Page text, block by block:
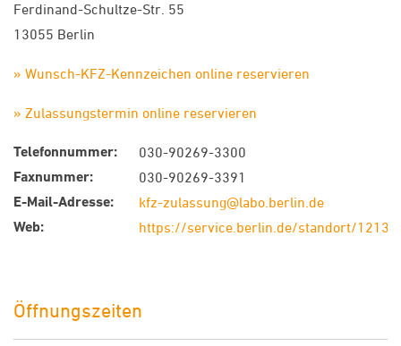
Ferdinand-Schultze-Str. 55
13055 Berlin
» Wunsch-KFZ-Kennzeichen online reservieren
» Zulassungstermin online reservieren
Telefonnummer: 030-90269-3300
Faxnummer: 030-90269-3391
E-Mail-Adresse: kfz-zulassung@labo.berlin.de
Web: https://service.berlin.de/standort/
Öffnungszeiten